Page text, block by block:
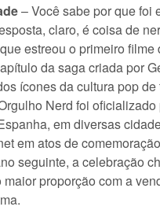
– Você sabe por que foi
claro, é coisa de
estreou o primeiro filme
da saga criada por
ícones da cultura pop de
Nerd foi
em diversas
em atos de
seguinte, a celebração
proporção com a